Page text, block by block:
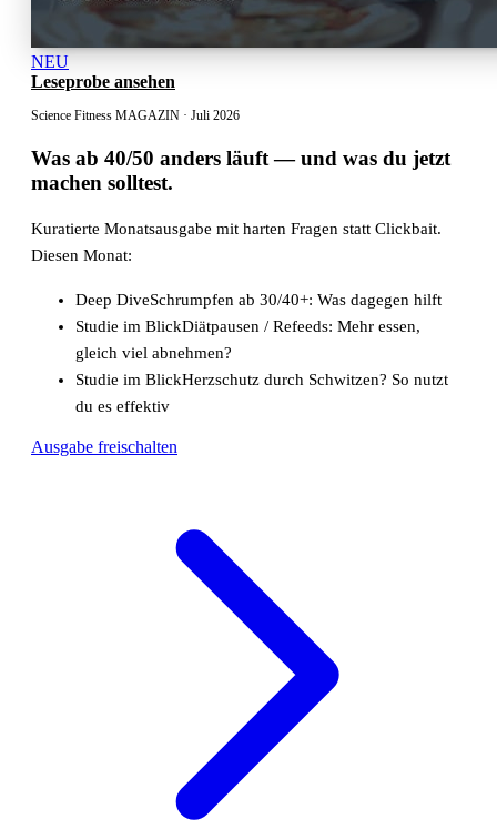
NEU
Leseprobe ansehen
Science Fitness MAGAZIN · Juli 2026
Was ab 40/50 anders läuft— und was du jetzt
machen solltest.
Kuratierte Monatsausgabe mit harten Fragen statt Clickbait.
Diesen Monat:
Deep DiveSchrumpfen ab 30/40+: Was dagegen hilft
Studie im BlickDiätpausen / Refeeds: Mehr essen,
gleich viel abnehmen?
Studie im BlickHerzschutz durch Schwitzen? So nutzt
du es effektiv
Ausgabe freischalten